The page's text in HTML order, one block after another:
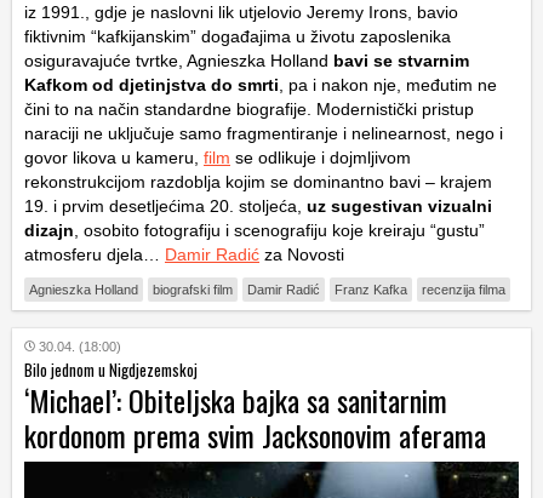
iz 1991., gdje je naslovni lik utjelovio Jeremy Irons, bavio
fiktivnim “kafkijanskim” događajima u životu zaposlenika
osiguravajuće tvrtke, Agnieszka Holland bavi se stvarnim
Kafkom od djetinjstva do smrti , pa i nakon nje, međutim ne
čini to na način standardne biografije. Modernistički pristup
naraciji ne uključuje samo fragmentiranje i nelinearnost, nego i
govor likova u kameru, film se odlikuje i dojmljivom
rekonstrukcijom razdoblja kojim se dominantno bavi – krajem
19. i prvim desetljećima 20. stoljeća, uz sugestivan vizualni
dizajn , osobito fotografiju i scenografiju koje kreiraju “gustu”
atmosferu djela… Damir Radić za Novosti
Agnieszka Holland biografski film Damir Radić Franz Kafka recenzija filma
30.04. (18:00)
Bilo jednom u Nigdjezemskoj
‘Michael’: Obiteljska bajka sa sanitarnim
kordonom prema svim Jacksonovim aferama